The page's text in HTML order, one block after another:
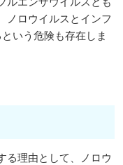
ノロウイルスとインフ
いう危険も存在しま
る理由として、ノロウ